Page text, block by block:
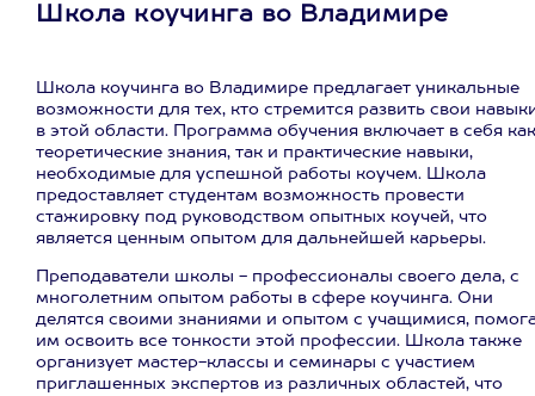
Школа коучинга во Владимире
Школа коучинга во Владимире предлагает уникальные
возможности для тех, кто стремится развить свои
в этой области. Программа обучения включает в себя как
теоретические знания, так и практические навыки,
необходимые для успешной работы коучем. Школа
предоставляет студентам возможность провести
стажировку под руководством опытных коучей, что
является ценным опытом для дальнейшей карьеры.
Преподаватели школы - профессионалы своего дела, с
многолетним опытом работы в сфере коучинга. Они
делятся своими знаниями и опытом с учащимися,
им освоить все тонкости этой профессии. Школа также
организует мастер-классы и семинары с участием
приглашенных экспертов из различных областей, что